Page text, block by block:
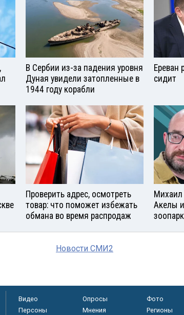
В Сербии из-за падения уровня
Дуная увидели затопленные в
1944 году корабли
Ереван
сидит
Проверить адрес, осмотреть
товар: что поможет избежать
обмана во время распродаж
Михаил
Акелы
Новости СМИ2
Видео Опросы
Фото
Персоны
Мнения
Регионы